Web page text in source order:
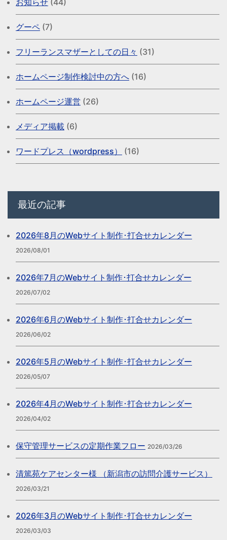
グーペ (7)
フリーランスマザーとしての日々 (31)
ホームページ制作検討中の方へ (16)
ホームページ運営 (26)
メディア掲載 (6)
ワードプレス（wordpress） (16)
最近の記事
2026年8月のWebサイト制作･打合せカレンダー
2026/08/01
2026年7月のWebサイト制作･打合せカレンダー
2026/07/02
2026年6月のWebサイト制作･打合せカレンダー
2026/06/02
2026年5月のWebサイト制作･打合せカレンダー
2026/05/07
2026年4月のWebサイト制作･打合せカレンダー
2026/04/02
保守管理サービスの定期作業フロー 2026/03/26
清篤苑ケアセンター様 （新潟市の訪問介護サービス）
2026/03/21
2026年3月のWebサイト制作･打合せカレンダー
2026/03/03